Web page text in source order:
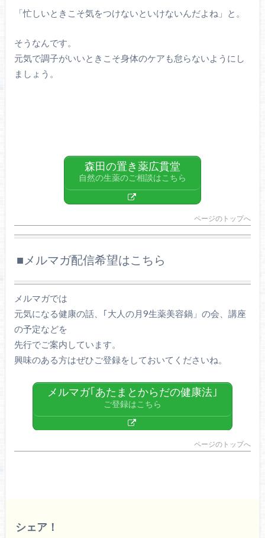
「忙しいときこそ気をつけないといけないんだよね」と。
そうなんです。
元気で調子がいいときこそ身体のケアも怠らないようにし
ましょう。
森田の置き薬広貫堂
自然の生薬のご相談はこちら
ページのトップへ
■メルマガ配信希望はこちら
メルマガでは
元気になる健康の話、｢大人の月9生薬美容鍋」の会、講座
の予定などを
先行でご案内しています。
興味のある方はぜひご登録をしておいてくださいね。
メルマガ｢あたまとからだの健康法｣
ご登録はこちら
ページのトップへ
シェア！